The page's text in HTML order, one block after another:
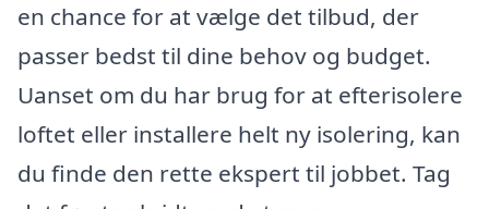
en chance for at vælge det tilbud, der
passer bedst til dine behov og budget.
Uanset om du har brug for at efterisolere
loftet eller installere helt ny isolering, kan
du finde den rette ekspert til jobbet. Tag